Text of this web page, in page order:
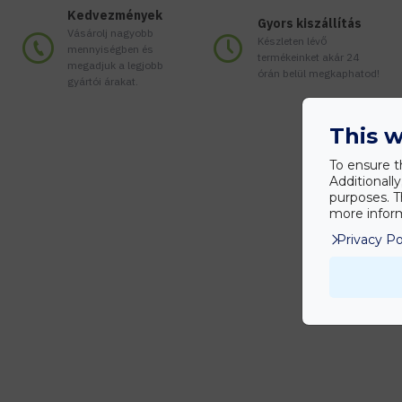
Kedvezmények
Vásárolj nagyobb
mennyiségben és
megadjuk a legjobb
gyártói árakat.
Gyors kiszállítás
Készleten lévő
termékeinket akár 24
órán belül megkaphatod!
This
To ensure
purposes.
more
Privacy